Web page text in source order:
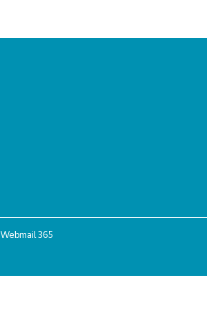
Webmail 365